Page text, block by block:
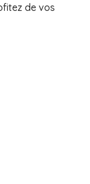
de vos